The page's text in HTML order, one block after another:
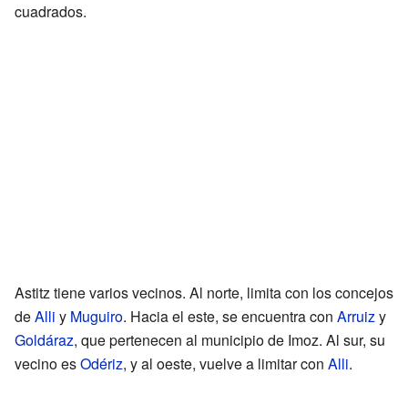
cuadrados.
Astitz tiene varios vecinos. Al norte, limita con los concejos
deAlli y Muguiro. Hacia el este, se encuentra con Arruizy
Goldáraz, que pertenecen al municipio de Imoz. Al sur, su
vecino esOdériz, y al oeste, vuelve a limitar con Alli.